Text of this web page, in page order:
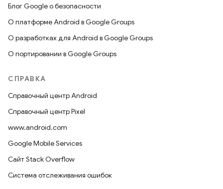
Блог Google о безопасности
О платформе Android в Google Groups
О разработках для Android в Google Groups
О портировании в Google Groups
СПРАВКА
Справочный центр Android
Справочный центр Pixel
www.android.com
Google Mobile Services
Сайт Stack Overflow
Система отслеживания ошибок